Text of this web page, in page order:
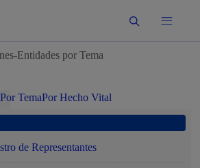
Buscar
Entidades por Tema
Por TemaPor Hecho Vital
de Representantes